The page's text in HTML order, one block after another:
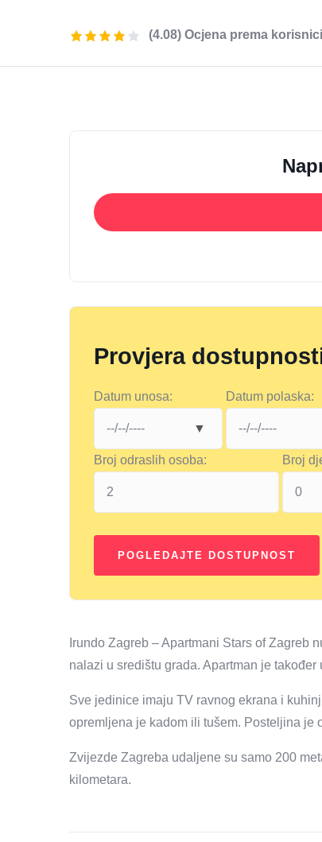
(4.08) Ocjena prema
Provjera
Datum unosa: Datum polaska:
Broj odraslih osoba: Broj
Irundo Zagreb – Apartmani Stars of Zagreb
nalazi u središtu grada. Apartman je
Sve jedinice imaju TV ravnog ekrana i
opremljena je kadom ili tušem. Posteljina je
Zvijezde Zagreba udaljene su samo 200
kilometara.